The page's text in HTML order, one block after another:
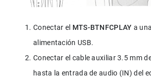
Conectar el MTS-BTNFCPLAY a
alimentación USB.
Conectar el cable auxiliar 3.5 mm
hasta la entrada de audio (IN) del